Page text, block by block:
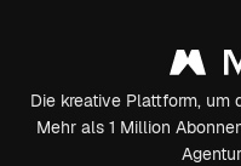
Die kreative Plattform, um
Mehr als 1 Million